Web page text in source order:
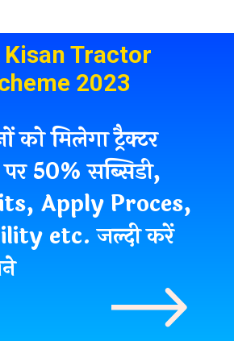
Kisan Tractor
2023
को मिलेगा ट्रैक्टर
50% सब्सिडी,
Apply Proces,
etc. जल्दी करें